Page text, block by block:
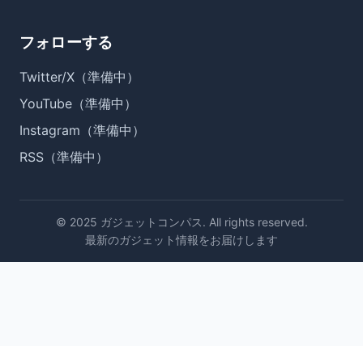
フォローする
Twitter/X（準備中）
YouTube（準備中）
Instagram（準備中）
RSS（準備中）
© 2025 ガジェットコンパス. All rights reserved.
最新のガジェット情報をお届けします